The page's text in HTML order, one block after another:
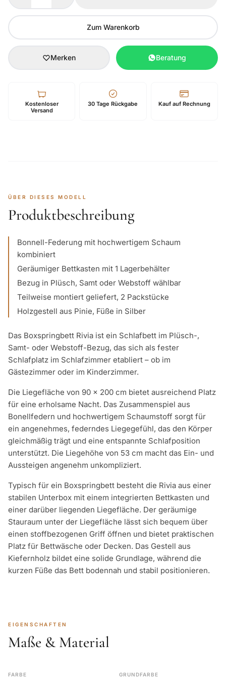
Zum Warenkorb
Merken Beratung
Kostenloser
Versand
30 Tage Rückgabe Kauf auf Rechnung
ÜBER DIESES MODELL
Produktbeschreibung
Bonnell-Federung mit hochwertigem Schaum
kombiniert
Geräumiger Bettkasten mit 1 Lagerbehälter
Bezug in Plüsch, Samt oder Webstoff wählbar
Teilweise montiert geliefert, 2 Packstücke
Holzgestell aus Pinie, Füße in Silber
Das Boxspringbett Rivia ist ein Schlafbett im Plüsch-,
Samt- oder Webstoff-Bezug, das sich als fester
Schlafplatz im Schlafzimmer etabliert – ob im
Gästezimmer oder im Kinderzimmer.
Die Liegefläche von 90 × 200 cm bietet ausreichend Platz
für eine erholsame Nacht. Das Zusammenspiel aus
Bonellfedern und hochwertigem Schaumstoff sorgt für
ein angenehmes, federndes Liegegefühl, das den Körper
gleichmäßig trägt und eine entspannte Schlafposition
unterstützt. Die Liegehöhe von 53 cm macht das Ein- und
Aussteigen angenehm unkompliziert.
Typisch für ein Boxspringbett besteht die Rivia aus einer
stabilen Unterbox mit einem integrierten Bettkasten und
einer darüber liegenden Liegefläche. Der geräumige
Stauraum unter der Liegefläche lässt sich bequem über
einen stoffbezogenen Griff öffnen und bietet praktischen
Platz für Bettwäsche oder Decken. Das Gestell aus
Kiefernholz bildet eine solide Grundlage, während die
kurzen Füße das Bett bodennah und stabil positionieren.
EIGENSCHAFTEN
Maße & Material
FARBE GRUNDFARBE